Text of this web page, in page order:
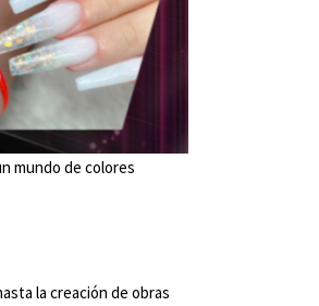
mundo de colores
la creación de obras